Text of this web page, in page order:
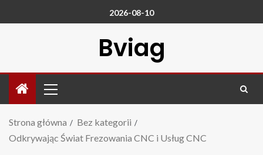
2026-08-10
Bviag
Strona główna
Bez kategorii
Odkrywając Świat Frezowania CNC i Usług CNC